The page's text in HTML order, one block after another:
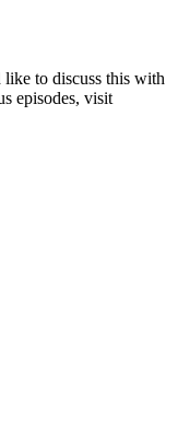
to discuss this with
episodes, visit